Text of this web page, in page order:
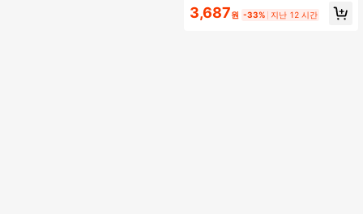
3,687원 -33% 지난 12 시간